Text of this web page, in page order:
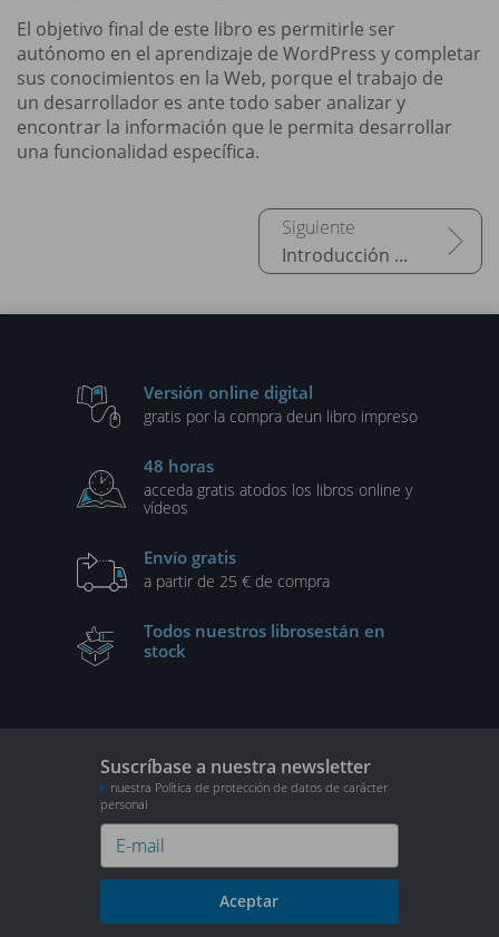
El objetivo final de este libro es permitirle ser
autónomo en el aprendizaje de WordPress y completar
sus conocimientos en la Web, porque el trabajo de
un desarrollador es ante todo saber analizar y
encontrar la información que le permita desarrollar
una funcionalidad específica.
Introducción a WordPress
Versión online digital
gratis por la compra deun libro impreso
48 horas
acceda gratis atodos los libros online y
vídeos
Envío gratis
a partir de 25 € de compra
Todos nuestros librosestán en
stock
Suscríbase a nuestra newsletter
nuestra Política de protección de datos de carácter
personal
Aceptar